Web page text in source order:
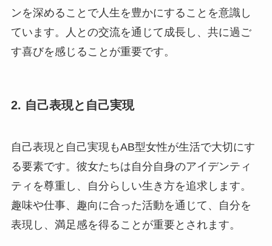
ンを深めることで人生を豊かにすることを意識し
ています。人との交流を通じて成長し、共に過ご
す喜びを感じることが重要です。
2. 自己表現と自己実現
自己表現と自己実現もAB型女性が生活で大切にす
る要素です。彼女たちは自分自身のアイデンティ
ティを尊重し、自分らしい生き方を追求します。
趣味や仕事、趣向に合った活動を通じて、自分を
表現し、満足感を得ることが重要とされます。